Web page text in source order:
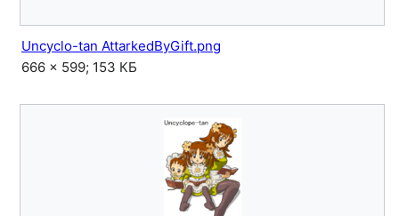
Uncyclo-tan AttarkedByGift.png
666 × 599; 153 КБ